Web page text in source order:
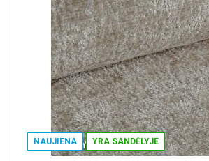
NAUJIENA YRA SANDĖLYJE